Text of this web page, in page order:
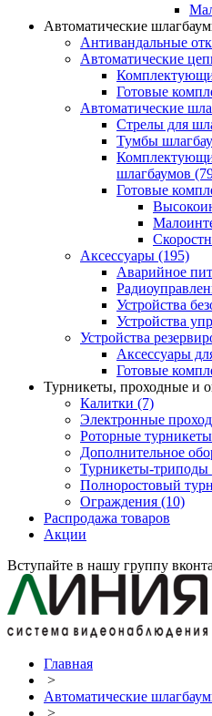
Автоматические
Антивандальные
Автоматические
Готовые
Автоматические
Стрелы для
Тумбы
шлагбаумов
Готовые
Аксессуары (195)
Аварийное
Устройства
Устройства
Устройства
Аксессуары
Готовые
Турникеты, проходные и
Калитки (7)
Электронные
Роторные турникеты
Дополнительное
Турникеты-триподы
Полноростовый
Ограждения (10)
Распродажа товаров
Акции
Вступайте в нашу группу
Главная
>
Автоматические
>